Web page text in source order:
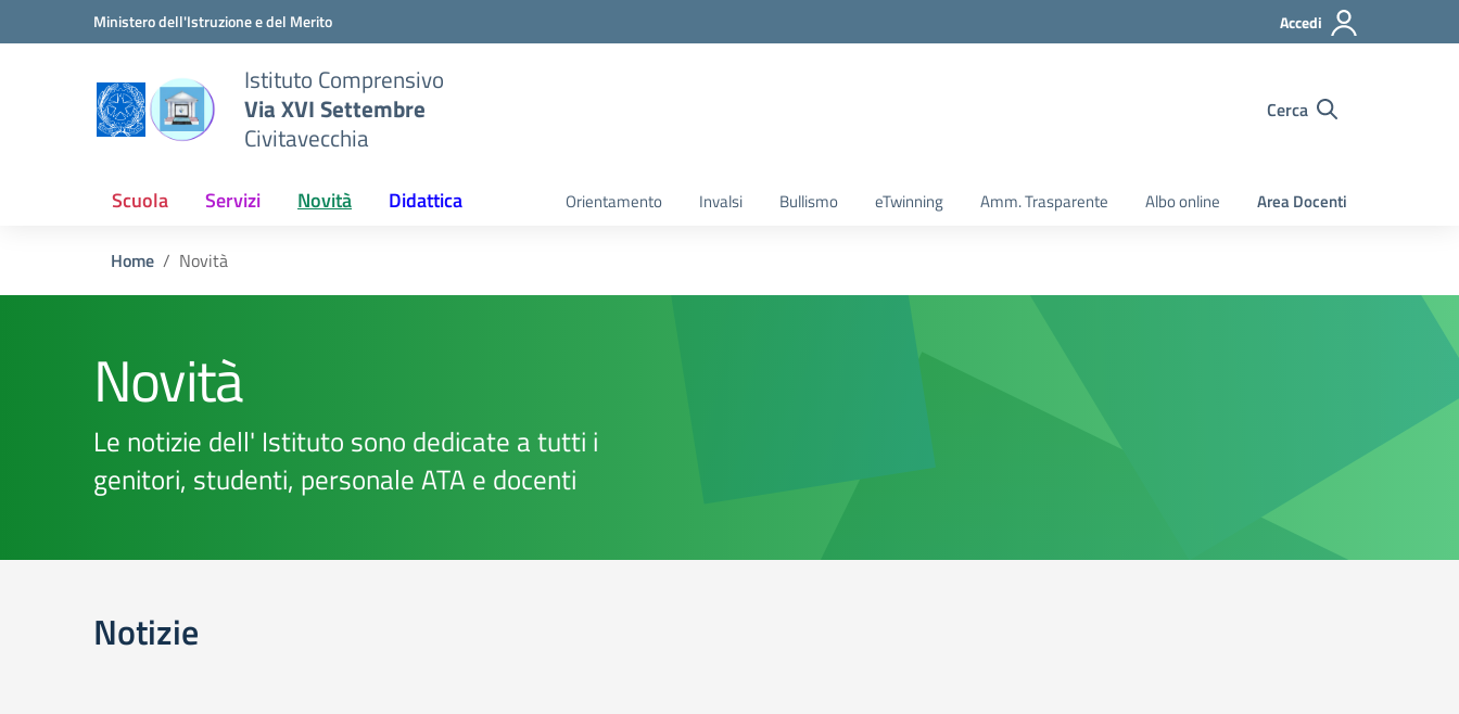
Vai ai contenuti
Vai al menu di navigazioneMinistero dell'Istruzione e del Merito Accedi
Istituto Comprensivo
Via XVI Settembre
Civitavecchia
Cerca
Scuola Servizi Novità Didattica Orientamento Invalsi Bullismo eTwinning Amm. Trasparente Albo online Area Docenti
Home Novità
Novità
Le notizie dell' Istituto sono dedicate a tutti i
genitori, studenti, personale ATA e docenti
Notizie